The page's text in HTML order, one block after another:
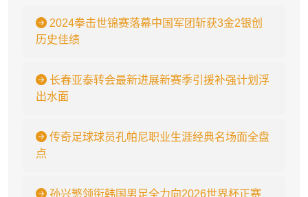
2024拳击世锦赛落幕中国军团斩获3金2银创
历史佳绩
长春亚泰转会最新进展新赛季引援补强计划浮
出水面
传奇足球球员孔帕尼职业生涯经典名场面全盘
点
孙兴慜领衔韩国男足全力向2026世界杯正赛